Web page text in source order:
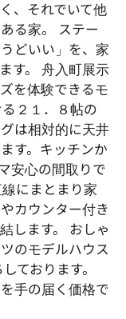
、それでいて他
る家。 ステー
どいい」を、家
す。 舟入町展示
を体験できるモ
２１．８帖の
は相対的に天井
す。キッチンか
安心の間取りで
にまとまり家
カウンター付き
します。 おしゃ
のモデルハウス
ております。
手の届く価格で